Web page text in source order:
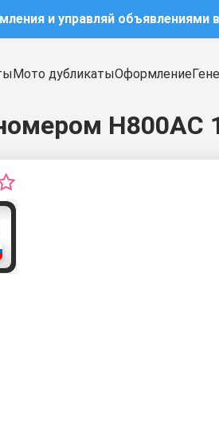
и управляй объявлениями
Мото дубликатыОформление
Н800АС